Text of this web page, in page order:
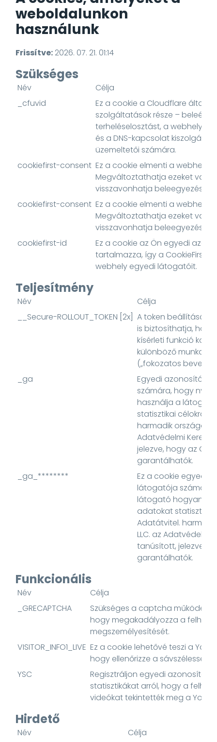
weboldalunkon
használunk
Frissítve: 2026. 07. 21. 01:14
Szükséges
Név
Célja
_cfuvid
Ez a cookie a Cloudflare által
szolgáltatások része –
terheléselosztást, a
és a DNS-kapcsolat
üzemeltetői számára.
cookiefirst-consent Ez a cookie elmenti a webhely
Megváltoztathatja ezeket vagy
visszavonhatja beleegyezését.
cookiefirst-consent Ez a cookie elmenti a webhely
Megváltoztathatja ezeket vagy
visszavonhatja beleegyezését.
cookiefirst-id
Ez a cookie az Ön egyedi
tartalmazza, így a CookieFirst
webhely egyedi látogatóit.
Teljesítmény
Név
Célja
__Secure-ROLLOUT_TOKEN [2x]
A token
is biztosíthatja,
kísérleti funkció
különböző
(„fokozatos
_ga
Egyedi azonosítót
számára, hogy
használja a
statisztikai célokra
harmadik
Adatvédelmi
jelezve, hogy az Ön,
garantálhatók.
_ga_********
Ez a cookie egyedi
látogatója számára,
látogató hogyan
adatokat statisztikai
Adatátvitel.
LLC. az Adatvédelmi
tanúsított, jelezve,
garantálhatók.
Funkcionális
Név
Célja
_GRECAPTCHA
Szükséges a captcha
hogy megakadályozza a
megszemélyesítését.
VISITOR_INFO1_LIVE Ez a cookie lehetővé teszi a
hogy ellenőrizze a
YSC
Regisztráljon egyedi
statisztikákat arról, hogy a
videókat tekintették meg a
Hirdető
Név
Célja